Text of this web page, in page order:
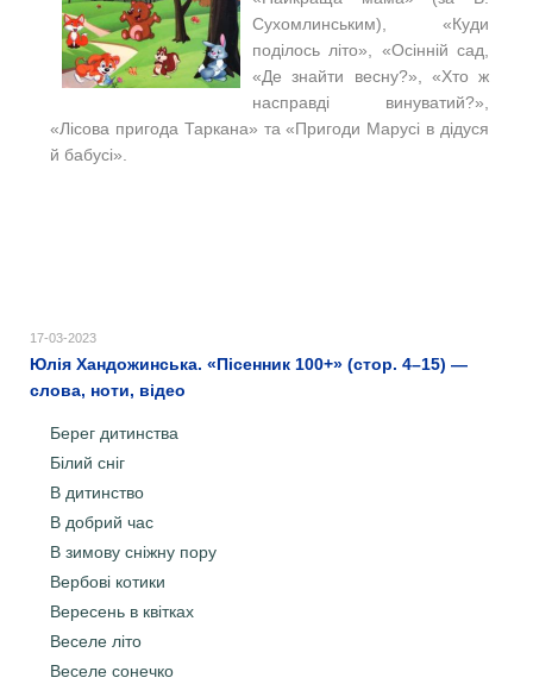
Сухомлинським), «Куди
поділось літо», «Oсінній сад,
«Де знайти весну?», «Хто ж
насправді винуватий?»,
«Лісова пригода Таркана» та «Пригоди Марусі в дідуся
й бабусі».
17-03-2023
Юлія Хандожинська. «Пісенник 100+» (стор. 4–15) —
слова, ноти, відео
Берег дитинства
Білий сніг
В дитинство
В добрий час
В зимову сніжну пору
Вербові котики
Вересень в квітках
Веселе літо
Веселе сонечко